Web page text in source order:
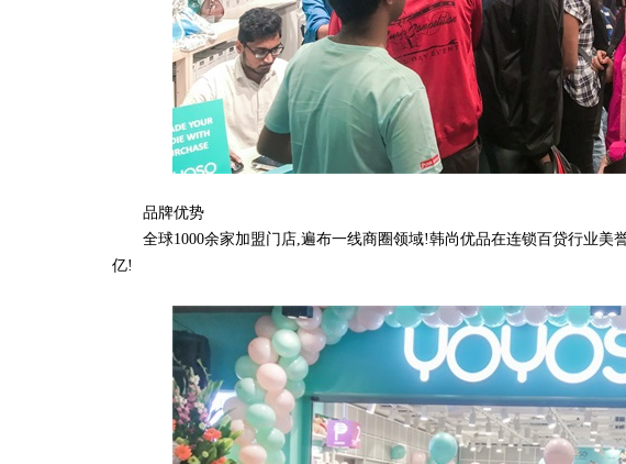
品牌优势
全球1000余家加盟门店,遍布一线商圈领域!韩尚优品在连锁百贷行业美
亿!